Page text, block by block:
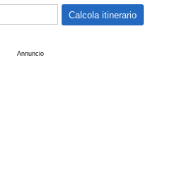
Annuncio